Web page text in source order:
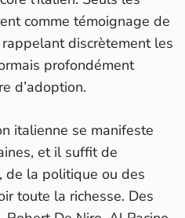
comme témoignage de
discrètement les
profondément
d’adoption.
italienne se manifeste
et il suffit de
de la politique ou des
toute la richesse. Des